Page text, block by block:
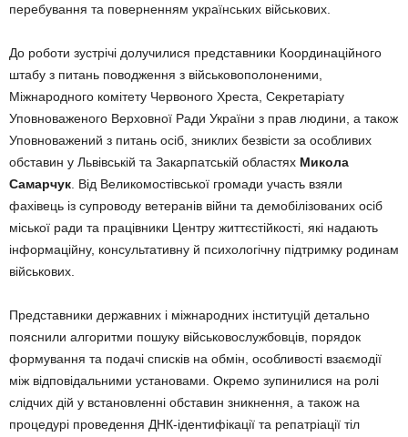
перебування та поверненням українських військових.
До роботи зустрічі долучилися представники Координаційного
штабу з питань поводження з військовополоненими,
Міжнародного комітету Червоного Хреста, Секретаріату
Уповноваженого Верховної Ради України з прав людини, а також
Уповноважений з питань осіб, зниклих безвісти за особливих
обставин у Львівській та Закарпатській областях Микола
Самарчук . Від Великомостівської громади участь взяли
фахівець із супроводу ветеранів війни та демобілізованих осіб
міської ради та працівники Центру життєстійкості, які надають
інформаційну, консультативну й психологічну підтримку родинам
військових.
Представники державних і міжнародних інституцій детально
пояснили алгоритми пошуку військовослужбовців, порядок
формування та подачі списків на обмін, особливості взаємодії
між відповідальними установами. Окремо зупинилися на ролі
слідчих дій у встановленні обставин зникнення, а також на
процедурі проведення ДНК-ідентифікації та репатріації тіл